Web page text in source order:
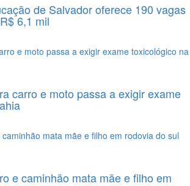
de Salvador oferece 190 vagas
6,1 mil
e moto passa a exigir exame toxicológico na
carro e moto passa a exigir exame
mata mãe e filho em rodovia do sul
e caminhão mata mãe e filho em